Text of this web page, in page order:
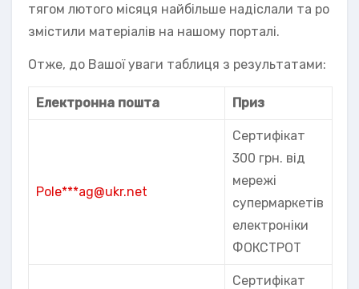
тягом лютого місяця найбільше надіслали та ро
змістили матеріалів на нашому порталі.
Отже, до Вашої уваги таблиця з результатами:
Електронна пошта Приз
Pole***ag@ukr.net
Сертифікат
300 грн. від
мережі
супермаркетів
електроніки
ФОКСТРОТ
Сертифікат